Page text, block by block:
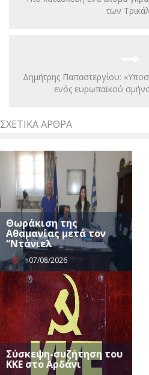
των
Δημήτρης Παπαστεργίου:
ενός ευρωπαϊκού
ΣΧΕΤΙΚΆ ΆΡΘΡΑ
Θωράκιση της
Αθαμανίας μετά τον
“Ντάνιελ
07/08/2026
Σύσκεψη-συζήτηση του
ΚΚΕ στο Αρδάνι